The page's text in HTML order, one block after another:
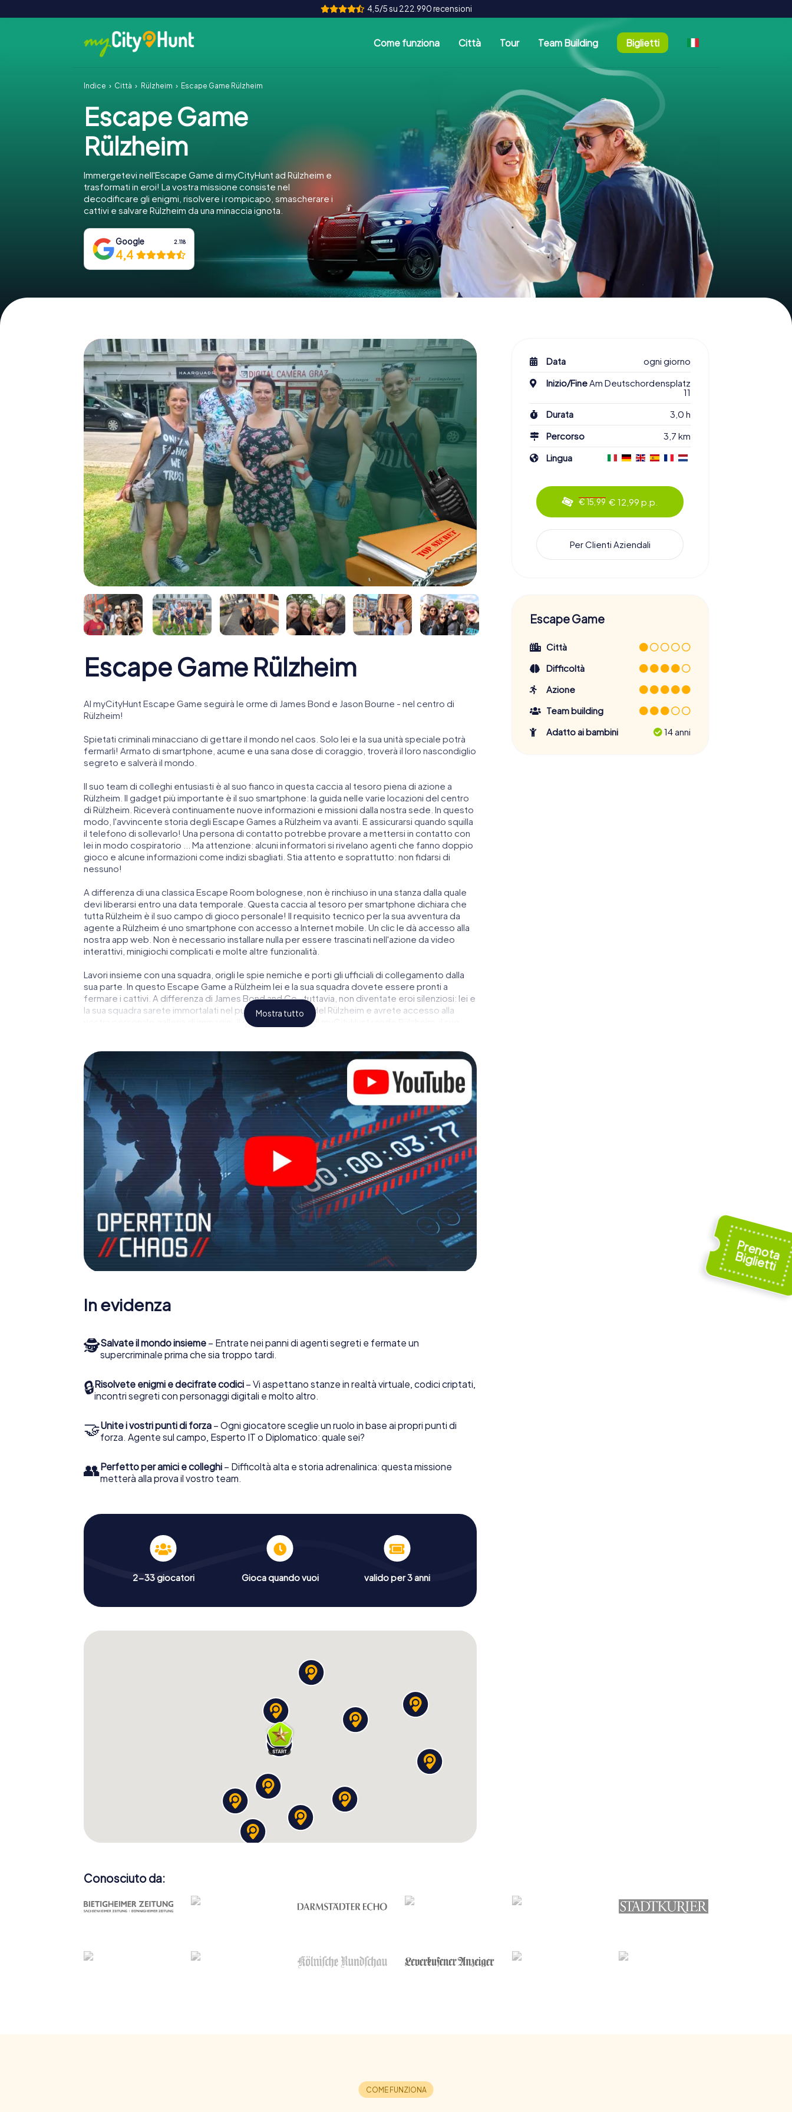
4,5/5 su 222.990 recensioni
Come funziona Città Tour Team Building Biglietti
Indice Città Rülzheim Escape Game Rülzheim
Escape Game
Rülzheim
Immergetevi nell'Escape Game di myCityHunt ad Rülzheim e
trasformati in eroi! La vostra missione consiste nel
decodificare gli enigmi, risolvere i rompicapo, smascherare i
cattivi e salvare Rülzheim da una minaccia ignota.
Google 2.118
4,4
Escape Game Rülzheim
Al myCityHunt Escape Game seguirà le orme di James Bond e Jason Bourne - nel centro di
Rülzheim!
Spietati criminali minacciano di gettare il mondo nel caos. Solo lei e la sua unità speciale potrà
fermarli! Armato di smartphone, acume e una sana dose di coraggio, troverà il loro nascondiglio
segreto e salverà il mondo.
Il suo team di colleghi entusiasti è al suo fianco in questa caccia al tesoro piena di azione a
Rülzheim. Il gadget più importante è il suo smartphone: la guida nelle varie locazioni del centro
di Rülzheim. Riceverà continuamente nuove informazioni e missioni dalla nostra sede. In questo
modo, l'avvincente storia degli Escape Games a Rülzheim va avanti. E assicurarsi quando squilla
il telefono di sollevarlo! Una persona di contatto potrebbe provare a mettersi in contatto con
lei in modo cospiratorio ... Ma attenzione: alcuni informatori si rivelano agenti che fanno doppio
gioco e alcune informazioni come indizi sbagliati. Stia attento e soprattutto: non fidarsi di
nessuno!
A differenza di una classica Escape Room bolognese, non è rinchiuso in una stanza dalla quale
devi liberarsi entro una data temporale. Questa caccia al tesoro per smartphone dichiara che
tutta Rülzheim è il suo campo di gioco personale! Il requisito tecnico per la sua avventura da
agente a Rülzheim é uno smartphone con accesso a Internet mobile. Un clic le dà accesso alla
nostra app web. Non è necessario installare nulla per essere trascinati nell'azione da video
interattivi, minigiochi complicati e molte altre funzionalità.
Lavori insieme con una squadra, origli le spie nemiche e porti gli ufficiali di collegamento dalla
sua parte. In questo Escape Game a Rülzheim lei e la sua squadra dovete essere pronti a
fermare i cattivi. A differenza di James Bond and Co., tuttavia, non diventate eroi silenziosi: lei e
la sua squadra sarete immortalati nel punteggio più alto del Rülzheim e avrete accesso alla
vostra personale galleria di immagini. Il gioco di Escape di myCityHunt rende Rülzheim, il suo
Mostra tutto
In evidenza
🕵Salvate il mondo insieme – Entrate nei panni di agenti segreti e fermate un
supercriminale prima che sia troppo tardi.
🔒Risolvete enigmi e decifrate codici – Vi aspettano stanze in realtà virtuale, codici criptati,
incontri segreti con personaggi digitali e molto altro.
🤝Unite i vostri punti di forza – Ogni giocatore sceglie un ruolo in base ai propri punti di
forza. Agente sul campo, Esperto IT o Diplomatico: quale sei?
👥Perfetto per amici e colleghi – Difficoltà alta e storia adrenalinica: questa missione
metterà alla prova il vostro team.
2-33 giocatori Gioca quando vuoi valido per 3 anni
Data
ogni giorno
Inizio/FineAm Deutschordensplatz
11
Durata
3,0 h
Percorso
3,7 km
Lingua
€ 15,99 € 12,99 p.p.
Per Clienti Aziendali
Escape Game
Città
Difficoltà
Azione
Team building
Adatto ai bambini
14 anni
Conosciuto da: